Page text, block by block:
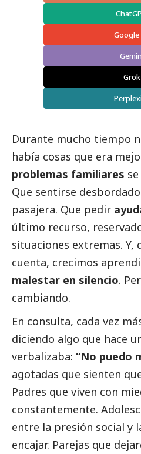
Grok
Durante mucho tiempo
había cosas que era
problemas familiares
Que sentirse
pasajera. Que pedir
último recurso,
situaciones extremas. Y,
cuenta, crecimos
malestar en silencio.
cambiando.
En consulta, cada vez
diciendo algo que hace
verbalizaba: “No puedo
agotadas que sienten
Padres que viven con
constantemente.
entre la presión social y
encajar. Parejas que